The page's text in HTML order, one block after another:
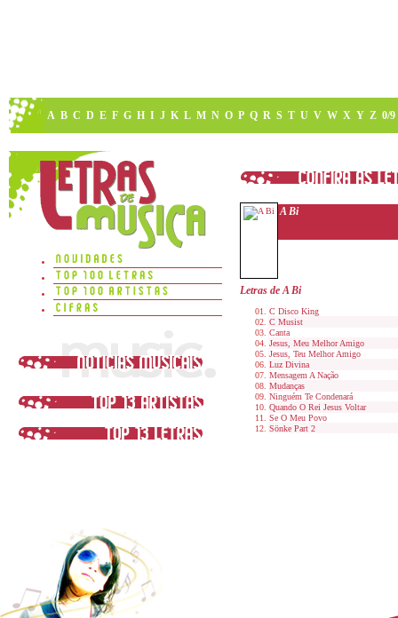
A B C D E F G H I J K L M N O P Q R S T U V W X Y Z 0/9
A Bi
Letras de A Bi
C Disco King
C Musist
Canta
Jesus, Meu Melhor Amigo
Jesus, Teu Melhor Amigo
Luz Divina
Mensagem A Nação
Mudanças
Ninguém Te Condenará
Quando O Rei Jesus Voltar
Se O Meu Povo
Sönke Part 2